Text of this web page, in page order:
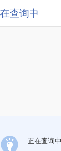
查询中
正在查询